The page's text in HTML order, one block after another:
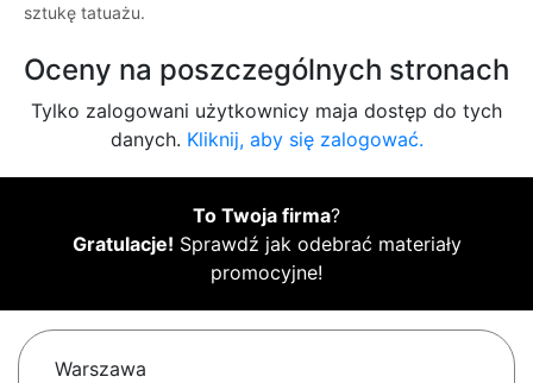
sztukę tatuażu.
Oceny na poszczególnych stronach
Tylko zalogowani użytkownicy maja dostęp do tych
danych. Kliknij, aby się zalogować.
To Twoja firma?
Gratulacje! Sprawdź jak odebrać materiały
promocyjne!
Warszawa